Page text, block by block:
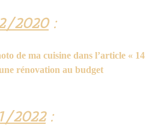
2020:
de ma cuisine dans l’article « 14
rénovation au budget
2022: